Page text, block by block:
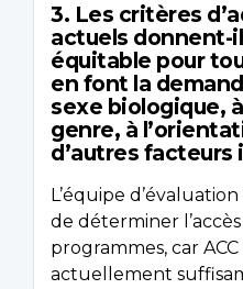
3. Les critères
actuels donnent-
équitable pour
en font la
sexe biologique,
genre, à
d’autres
L’équipe
de déterminer
programmes, car ACC
actuellement